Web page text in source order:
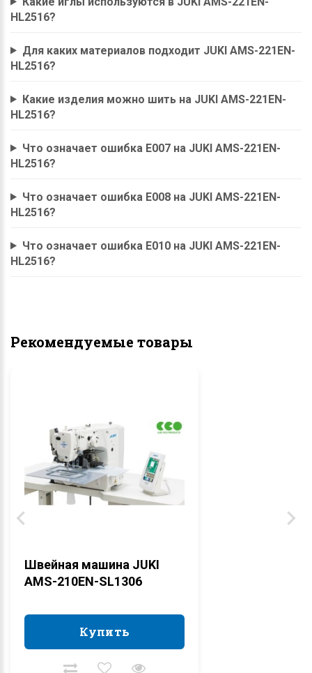
HL2516?
Для каких материалов подходит JUKI AMS-221EN-
HL2516?
Какие изделия можно шить на JUKI AMS-221EN-
HL2516?
Что означает ошибка E007 на JUKI AMS-221EN-
HL2516?
Что означает ошибка E008 на JUKI AMS-221EN-
HL2516?
Что означает ошибка E010 на JUKI AMS-221EN-
HL2516?
Рекомендуемые товары
Швейная машина JUKI
AMS-210EN-SL1306
Купить
Купить